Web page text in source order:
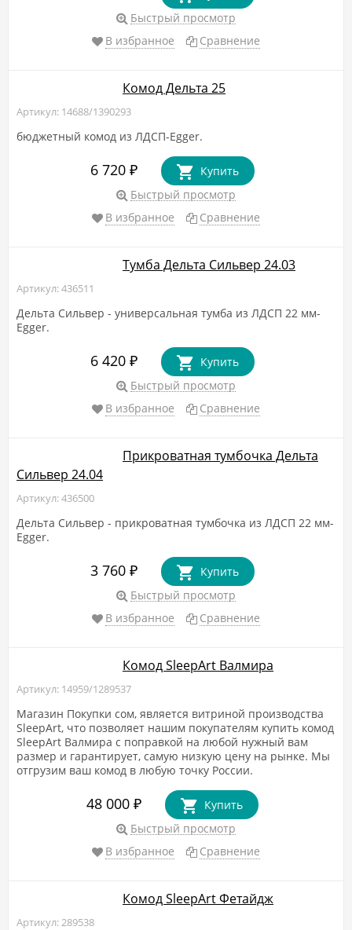
Быстрый просмотр
В избранное
Сравнение
Комод Дельта 25
Артикул: 14688/1390293
бюджетный комод из ЛДСП-Egger.
6 720 ₽
Купить
Быстрый просмотр
В избранное
Сравнение
Тумба Дельта Сильвер 24.03
Артикул: 436511
​Дельта Сильвер - универсальная тумба из ЛДСП 22 мм-
Egger.
6 420 ₽
Купить
Быстрый просмотр
В избранное
Сравнение
Прикроватная тумбочка Дельта
Сильвер 24.04
Артикул: 436500
Дельта Сильвер - прикроватная тумбочка из ЛДСП 22 мм-
Egger.
3 760 ₽
Купить
Быстрый просмотр
В избранное
Сравнение
Комод SleepArt Валмира
Артикул: 14959/1289537
Магазин Покупки сом, является витриной производства
SleepArt, что позволяет нашим покупателям купить комод
SleepArt Валмира с поправкой на любой нужный вам
размер и гарантирует, самую низкую цену на рынке. Мы
отгрузим ваш комод в любую точку России.
48 000 ₽
Купить
Быстрый просмотр
В избранное
Сравнение
Комод SleepArt Фетайдж
Артикул: 289538